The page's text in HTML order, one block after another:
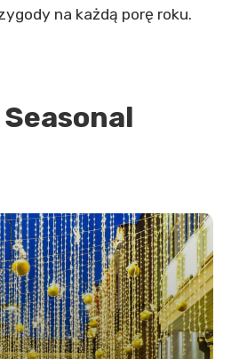
na każdą porę roku.